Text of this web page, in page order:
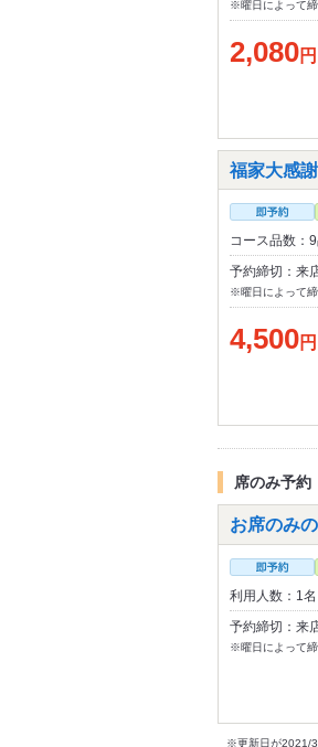
※曜日によって締
2,080円
福家大感
コース品数：
予約締切：来
※曜日によって締
4,500円
席のみ予約
お席のみ
利用人数：1名
予約締切：来
※曜日によって締
※更新日が2021/